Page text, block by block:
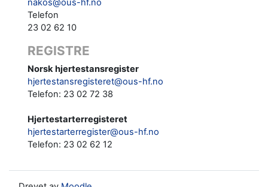
nakos@ous-hf.no
Telefon
23 02 62 10
REGISTRE
Norsk hjertestansregister
hjertestansregisteret@ous-hf.no
Telefon: 23 02 72 38
Hjertestarterregisteret
hjertestarterregister@ous-hf.no
Telefon: 23 02 62 12‬‬